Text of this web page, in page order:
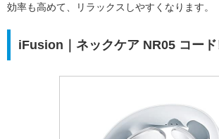
効率も高めて、リラックスしやすくなります。
iFusion｜ネックケア NR05 コード